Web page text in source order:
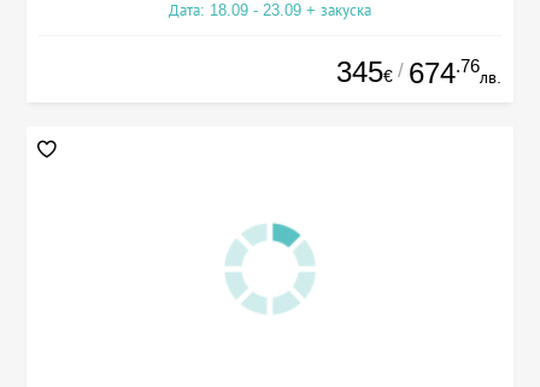
Дата: 18.09 - 23.09 + закуска
345€ / 674.76
лв.